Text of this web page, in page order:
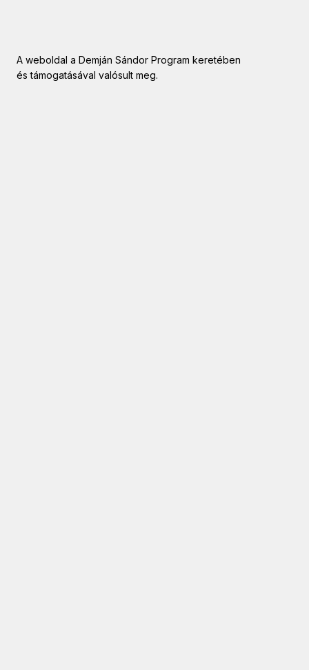
A weboldal a Demján Sándor Program keretében
és támogatásával valósult meg.